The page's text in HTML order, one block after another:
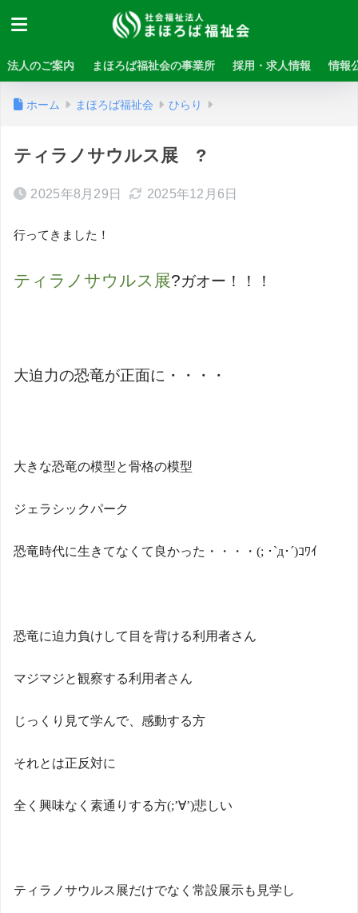
法人のご案内 まほろば福祉会の事業所 採用・求人情報 情報
ホーム まほろば福祉会 ひらり
ティラノサウルス展 ?
2025年8月29日 2025年12月6日
行ってきました！
ティラノサウルス展?ガオー！！！
大迫力の恐竜が正面に・・・・
大きな恐竜の模型と骨格の模型
ジェラシックパーク
恐竜時代に生きてなくて良かった・・・・ (; ･ `д･´)ｺﾜｲ
恐竜に迫力負けして目を背ける利用者さん
マジマジと観察する利用者さん
じっくり見て学んで、感動する方
それとは正反対に
全く興味なく素通りする方(;’∀’)悲しい
ティラノサウルス展だけでなく常設展示も見学し